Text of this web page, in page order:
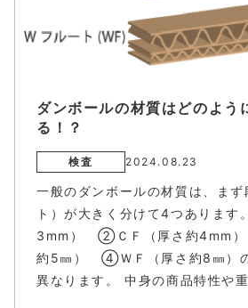
ダンボールの材質はどのよう
る！？
検査 2024.08.23
一般のダンボールの材質は、まず
ト）が大きく分けて4つありま
3mm） ②ＣＦ（厚さ約4mm
約5㎜） ④ＷＦ（厚さ約8㎜）
異なります。 中身の商品特性や